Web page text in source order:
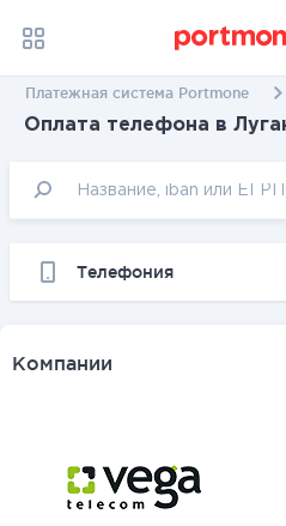
Платежная система Portmone
Оплата телефона в
Телефония
Компании